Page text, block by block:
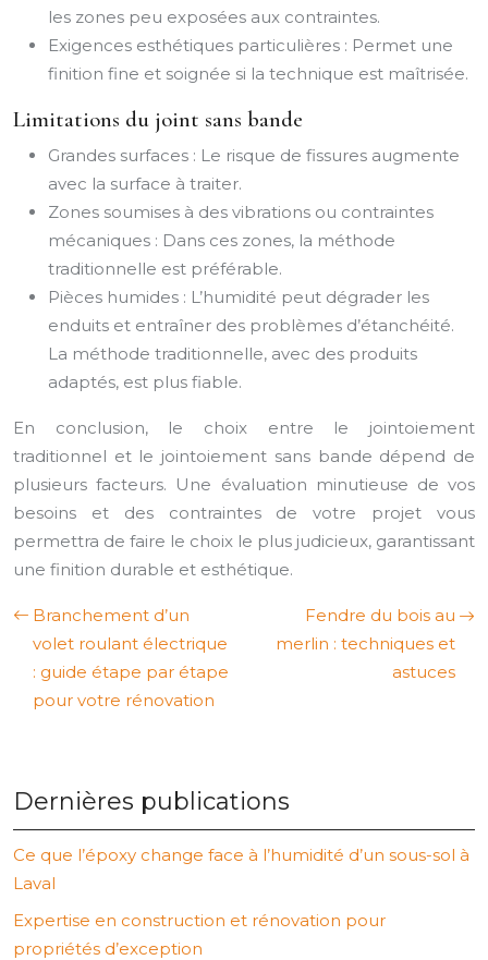
les zones peu exposées aux contraintes.
Exigences esthétiques particulières : Permet une
finition fine et soignée si la technique est maîtrisée.
Limitations du joint sans bande
Grandes surfaces : Le risque de fissures augmente
avec la surface à traiter.
Zones soumises à des vibrations ou contraintes
mécaniques : Dans ces zones, la méthode
traditionnelle est préférable.
Pièces humides : L’humidité peut dégrader les
enduits et entraîner des problèmes d’étanchéité.
La méthode traditionnelle, avec des produits
adaptés, est plus fiable.
En conclusion, le choix entre le jointoiement
traditionnel et le jointoiement sans bande dépend de
plusieurs facteurs. Une évaluation minutieuse de vos
besoins et des contraintes de votre projet vous
permettra de faire le choix le plus judicieux, garantissant
une finition durable et esthétique.
Branchement d’un
volet roulant électrique
: guide étape par étape
pour votre rénovation
Fendre du bois au
merlin : techniques et
astuces
Dernières publications
Ce que l’époxy change face à l’humidité d’un sous-sol à
Laval
Expertise en construction et rénovation pour
propriétés d’exception